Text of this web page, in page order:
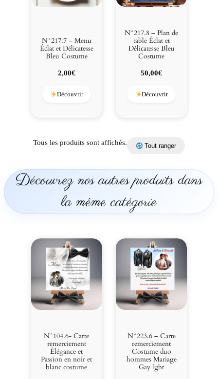
N°217.7 – Menu
Éclat et Délicatesse
Bleu Costume
2,00€
Découvrir
N°217.8 – Plan de
table Éclat et
Délicatesse Bleu
Costume
50,00€
Découvrir
Tous les produits sont affichés. Tout ranger
Découvrez nos autres produits dans
la même catégorie
N°104.6- Carte
remerciement
Élégance et
Passion en noir et
blanc costume
N°223.6 – Carte
remerciement
Costume duo
hommes Mariage
Gay lgbt